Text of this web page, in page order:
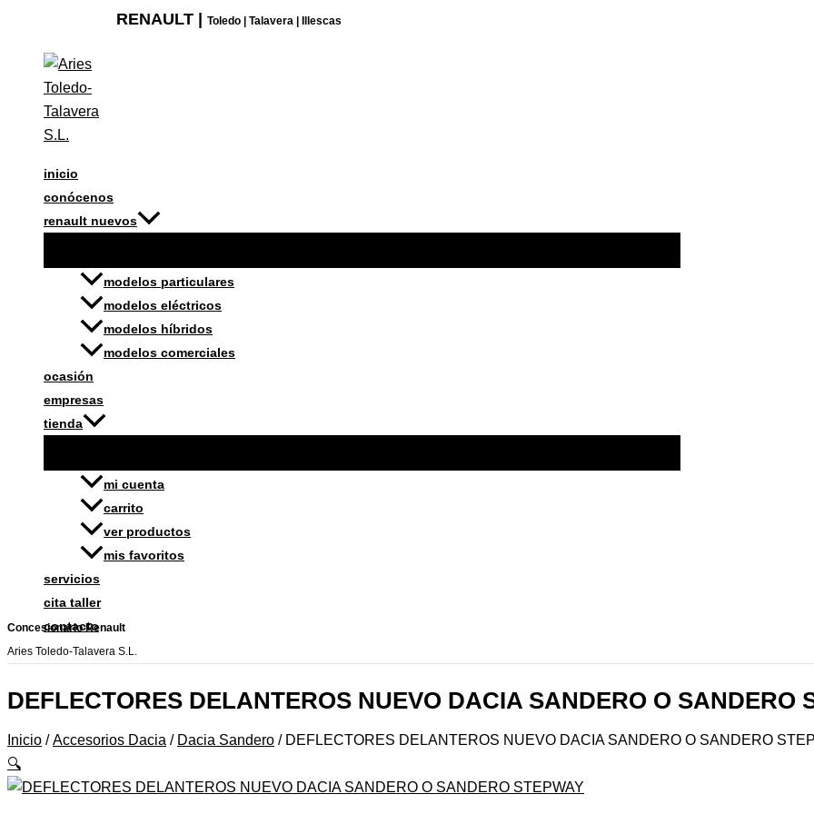
contenido
RENAULT | Toledo | Talavera | Illescas
inicio
conócenos
renault nuevos
modelos particulares
modelos eléctricos
modelos híbridos
modelos comerciales
ocasión
empresas
tienda
mi cuenta
carrito
ver productos
mis favoritos
servicios
cita taller
contacto
Concesionario Renault
Aries Toledo-Talavera S.L.
DEFLECTORES DELANTEROS NUEVO DACIA SANDERO O SANDERO
Inicio /Accesorios Dacia / Dacia Sandero / DEFLECTORES DELANTEROS NUEVO DACIA SANDERO O SANDERO
🔍
NUEVO
DACIA
SANDERO
STEPWAY
cantidad